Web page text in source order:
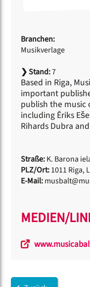
Branchen:
Musikverlage
❯Stand:7
Based in Riga,
important
publish the music
including Ēriks
Rihards Dubra
Straße:K. Barona
PLZ/Ort:1011 Riga,
E-Mail:
MEDIEN/